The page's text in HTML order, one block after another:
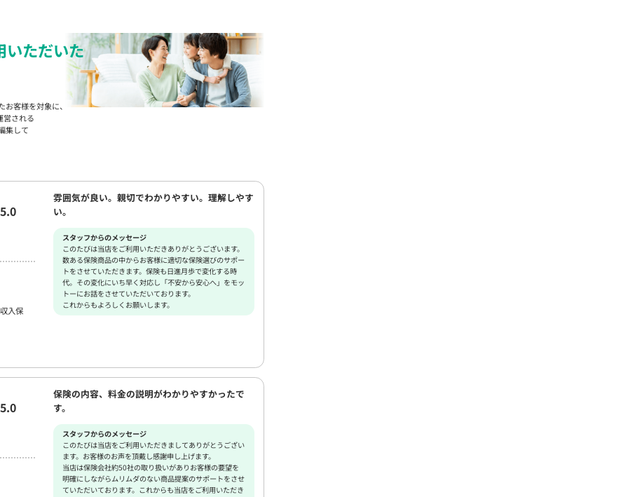
いただいた
客様を対象に、
営される
集して
5.0
入保
雰囲気が良い。親切でわかりやすい。理解しやす
い。
スタッフからのメッセージ
このたびは当店をご利用いただきありがとうございます。
数ある保険商品の中からお客様に適切な保険選びのサポー
トをさせていただきます。保険も日進月歩で変化する時
代。その変化にいち早く対応し「不安から安心へ」をモッ
トーにお話をさせていただいております。
これからもよろしくお願いします。
5.0
保険の内容、料金の説明がわかりやすかったで
す。
スタッフからのメッセージ
このたびは当店をご利用いただきましてありがとうござい
ます。お客様のお声を頂戴し感謝申し上げます。
当店は保険会社約50社の取り扱いがありお客様の要望を
明確にしながらムリムダのない商品提案のサポートをさせ
ていただいております。これからも当店をご利用いただき